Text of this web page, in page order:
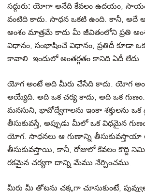
సద్గురు: యోగా అనేది కేవలం ఉదయం,
వంటిది కాదు. సాధన ఒకటి ఉంది. కానీ, అదే
అంశం మాత్రమే కాదు మీ జీవితంలోని ప్రతి
విధానం, సంభాషించే విధానం, ప్రతిదీ కూడా
కావాలి. ఇందులో అంతర్గతం కానిది ఏదీ లేదు.
యోగ అంటే అది మీరు చేసేది కాదు. యోగ
అయ్యేది. అది ఒక చర్య కాదు, అది ఒక
మనసుని, భావోద్వేగాలను ఇంకా శక్తులను ఒక
తీసుకువస్తే, అప్పుడు మీలో ఒక విధమైన
యోగ. సాధనలు ఆ గుణాన్ని తీసుకువస్తాయా
తీసుకువస్తాయి, కానీ, రోజులో కేవలం కొద్ది
రకమైన చర్యగా దాన్ని మేము నేర్పించము.
మీరు మీ తోటను చక్కగా చూసుకుంటే,